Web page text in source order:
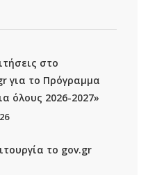
στο
για το Πρόγραμμα
όλους 2026-2027»
το gov.gr